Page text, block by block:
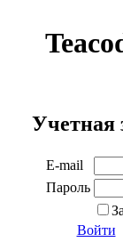
Учетная
E-mail
Пароль
Войти